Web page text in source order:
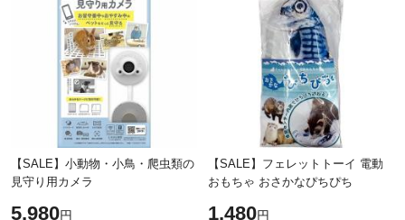
【SALE】小動物・小鳥・爬虫類の
見守り用カメラ
5,980円
【SALE】フェレットトーイ 電動
おもちゃ おさかなぴちぴち
1,480円